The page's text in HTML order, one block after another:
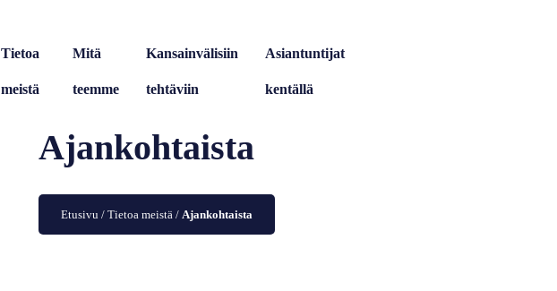
Tietoa
meistä
Mitä
teemme
Kansainvälisiin
tehtäviin
Asiantuntijat
kentällä
Ajankohtaista
Etusivu /Tietoa meistä /Ajankohtaista